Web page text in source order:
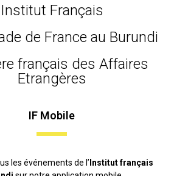
Institut Français
de France au Burundi
français des Affaires
Etrangères
IF Mobile
les événements de l’ Institut français